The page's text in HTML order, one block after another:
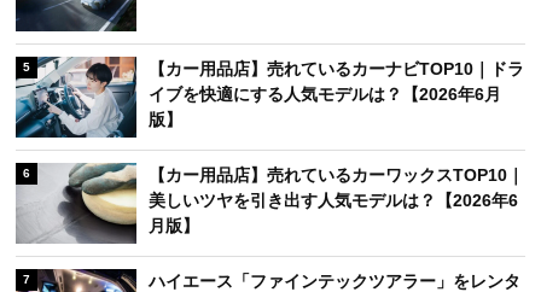
5
【カー用品店】売れているカーナビTOP10｜ドラ
イブを快適にする人気モデルは？【2026年6月
版】
6
【カー用品店】売れているカーワックスTOP10｜
美しいツヤを引き出す人気モデルは？【2026年6
月版】
7
ハイエース「ファインテックツアラー」をレンタ